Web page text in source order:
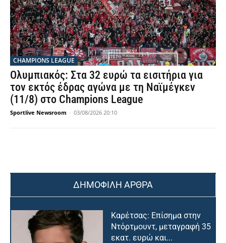
CHAMPIONS LEAGUE
Ολυμπιακός: Στα 32 ευρώ τα εισιτήρια για
τον εκτός έδρας αγώνα με τη Ναϊμέγκεν
(11/8) στο Champions League
Sportlive Newsroom - 03/08/2026 20:10
ΔΗΜΟΦΙΛΗ ΑΡΘΡΑ
Καρέτσας: Επίσημα στην
Ντόρτμουντ, μεταγραφή 35
εκατ. ευρώ και...